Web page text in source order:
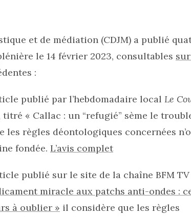
et de médiation (CDJM) a publié
le 14 février 2023, consultables
:
publié par l’hebdomadaire local Le
titré « Callac : un “refugié” sème le
règles déontologiques concernées
fondée. L’avis complet
publié sur le site de la chaîne BFM TV
miracle aux patchs anti-ondes :
à oublier » il considère que les règles